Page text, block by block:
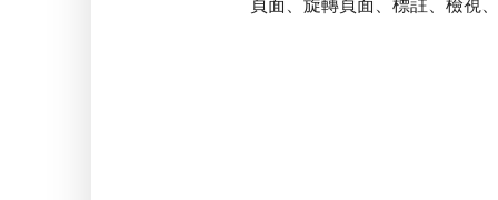
頁面、旋轉頁面、標註、檢視